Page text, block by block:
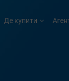
Де купити